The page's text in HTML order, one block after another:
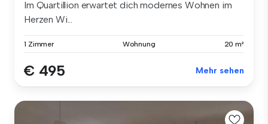
Im Quartillion erwartet dich modernes Wohnen im
Herzen Wi...
1 Zimmer Wohnung 20 m²
€ 495 Mehr sehen